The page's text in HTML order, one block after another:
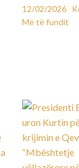
12/02/2026
Më të fundit